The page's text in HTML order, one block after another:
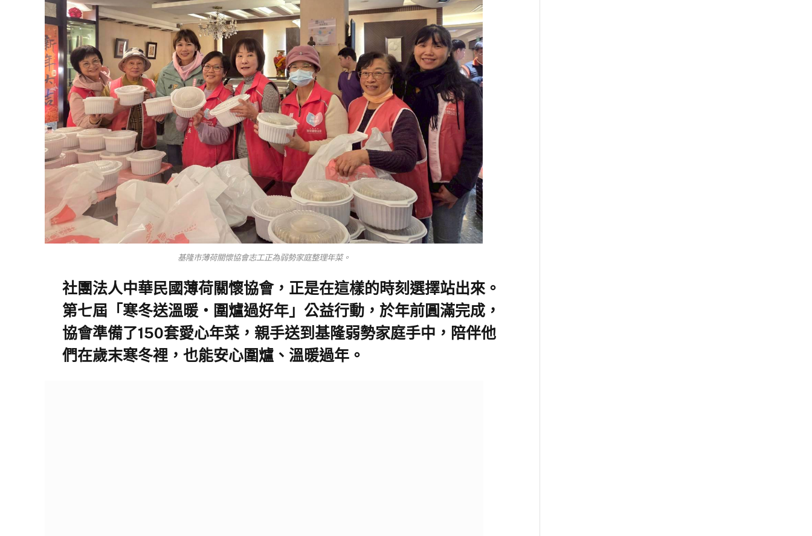
基隆市薄荷關懷協會志工正為弱勢家庭整理年菜。
社團法人中華民國薄荷關懷協會，正是在這樣的時刻選擇站出來。
第七屆「寒冬送溫暖・圍爐過好年」公益行動，於年前圓滿完成，
協會準備了150套愛心年菜，親手送到基隆弱勢家庭手中，陪伴他
們在歲末寒冬裡，也能安心圍爐、溫暖過年。